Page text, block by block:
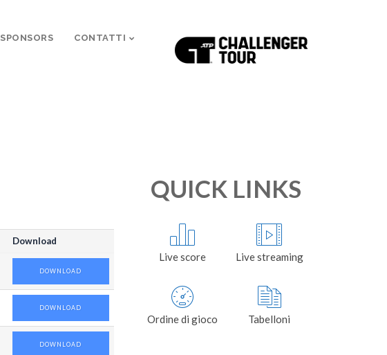
SPONSORS CONTATTI
Download
DOWNLOAD
DOWNLOAD
DOWNLOAD
QUICK LINKS
Live score Live streaming
Ordine di gioco Tabelloni